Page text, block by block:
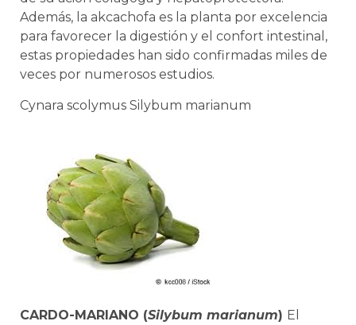
Además, la akcachofa es la planta por excelencia
para favorecer la digestión y el confort intestinal,
estas propiedades han sido confirmadas miles de
veces por numerosos estudios.
Cynara scolymus Silybum marianum
CARDO-MARIANO (Silybum marianum) El